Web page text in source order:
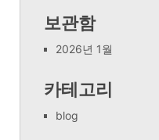
보관함
2026년 1월
카테고리
blog